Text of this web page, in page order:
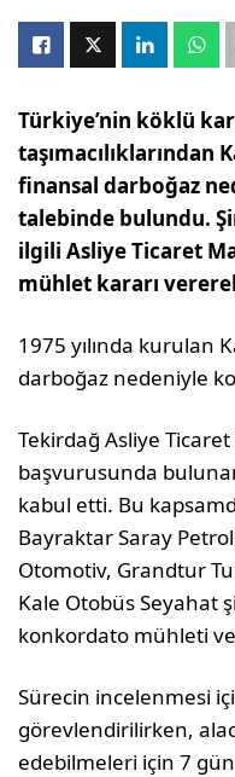
Türkiye’nin köklü
taşımacılıklarından
finansal darboğaz
talebinde bulundu.
ilgili Asliye Ticaret
mühlet kararı
1975 yılında kurulan
darboğaz nedeniyle
Tekirdağ Asliye
başvurusunda
kabul etti. Bu
Bayraktar Saray
Otomotiv, Grandtur
Kale Otobüs Seyahat
konkordato mühleti
Sürecin incelenmesi
görevlendirilirken,
edebilmeleri için 7 gün